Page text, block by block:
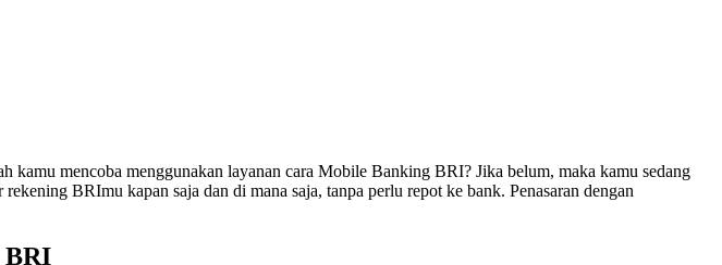
kamu mencoba menggunakan layanan cara Mobile Banking BRI? Jika belum, maka kamu sedang
BRImu kapan saja dan di mana saja, tanpa perlu repot ke bank. Penasaran dengan
BRI